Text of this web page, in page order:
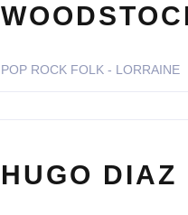
POP ROCK FOLK - LORRAINE
HUGO DIAZ